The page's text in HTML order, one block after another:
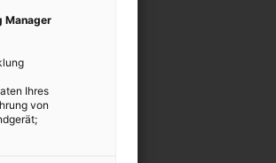
Manager
Ihres
von